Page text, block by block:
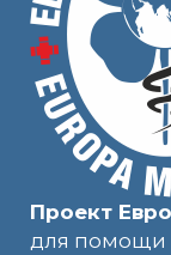
Проект
для помощи